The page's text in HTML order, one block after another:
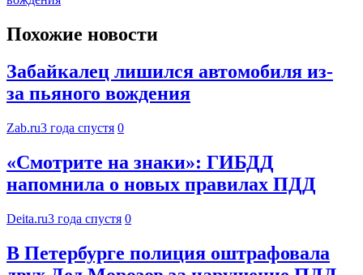
Похожие новости
Забайкалец лишился автомобиля из-
за пьяного вождения
Zab.ru3 года спустя 0
«Смотрите на знаки»: ГИБДД
напомнила о новых правилах ПДД
Deita.ru3 года спустя 0
В Петербурге полиция оштрафовала